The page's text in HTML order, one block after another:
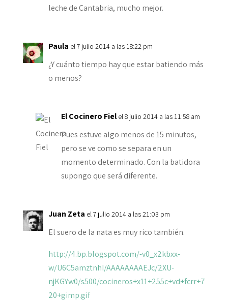
leche de Cantabria, mucho mejor.
Paula el 7 julio 2014 a las 18:22 pm
¿Y cuánto tiempo hay que estar batiendo más
o menos?
El Cocinero Fiel el 8 julio 2014 a las 11:58 am
Pues estuve algo menos de 15 minutos,
pero se ve como se separa en un
momento determinado. Con la batidora
supongo que será diferente.
Juan Zeta el 7 julio 2014 a las 21:03 pm
El suero de la nata es muy rico también.
http://4.bp.blogspot.com/-v0_x2kbxx-
w/U6C5amztnhI/AAAAAAAAEJc/2XU-
njKGYw0/s500/cocineros+x11+255c+vd+fcrr+7
20+gimp.gif